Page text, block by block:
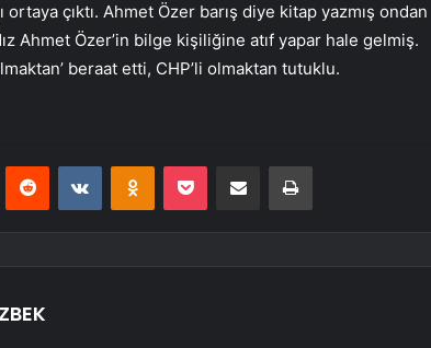
ortaya çıktı. Ahmet Özer barış diye kitap yazmış ondan
ız Ahmet Özer’in bilge kişiliğine atıf yapar hale gelmiş.
beraat etti, CHP’li olmaktan tutuklu.
Reddit VKontakteOdnoklassniki
Pocket E-Posta ile paylaş Yazdır